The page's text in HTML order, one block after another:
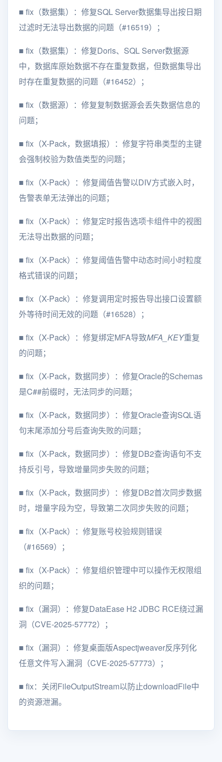
■ fix（数据集）：修复SQL Server数据集导出按日期
过滤时无法导出数据的问题（#16519）；
■ fix（数据集）：修复Doris、SQL Server数据源
中，数据库原始数据不存在重复数据，但数据集导出
时存在重复数据的问题（#16452）；
■ fix（数据源）：修复复制数据源会丢失数据信息的
问题；
■ fix（X-Pack，数据填报）：修复字符串类型的主键
会强制校验为数值类型的问题；
■ fix（X-Pack）：修复阈值告警以DIV方式嵌入时，
告警表单无法弹出的问题；
■ fix（X-Pack）：修复定时报告选项卡组件中的视图
无法导出数据的问题；
■ fix（X-Pack）：修复阈值告警中动态时间小时粒度
格式错误的问题；
■ fix（X-Pack）：修复调用定时报告导出接口设置额
外等待时间无效的问题（#16528）；
■ fix（X-Pack）：修复绑定MFA导致MFA_KEY重复
的问题；
■ fix（X-Pack，数据同步）：修复Oracle的Schemas
是C##前缀时，无法同步的问题；
■ fix（X-Pack，数据同步）：修复Oracle查询SQL语
句末尾添加分号后查询失败的问题；
■ fix（X-Pack，数据同步）：修复DB2查询语句不支
持反引号，导致增量同步失败的问题；
■ fix（X-Pack，数据同步）：修复DB2首次同步数据
时，增量字段为空，导致第二次同步失败的问题；
■ fix（X-Pack）：修复账号校验规则错误
（#16569）；
■ fix（X-Pack）：修复组织管理中可以操作无权限组
织的问题；
■ fix（漏洞）：修复DataEase H2 JDBC RCE绕过漏
洞（CVE-2025-57772）；
■ fix（漏洞）：修复桌面版Aspectjweaver反序列化
任意文件写入漏洞（CVE-2025-57773）；
■ fix：关闭FileOutputStream以防止downloadFile中
的资源泄漏。